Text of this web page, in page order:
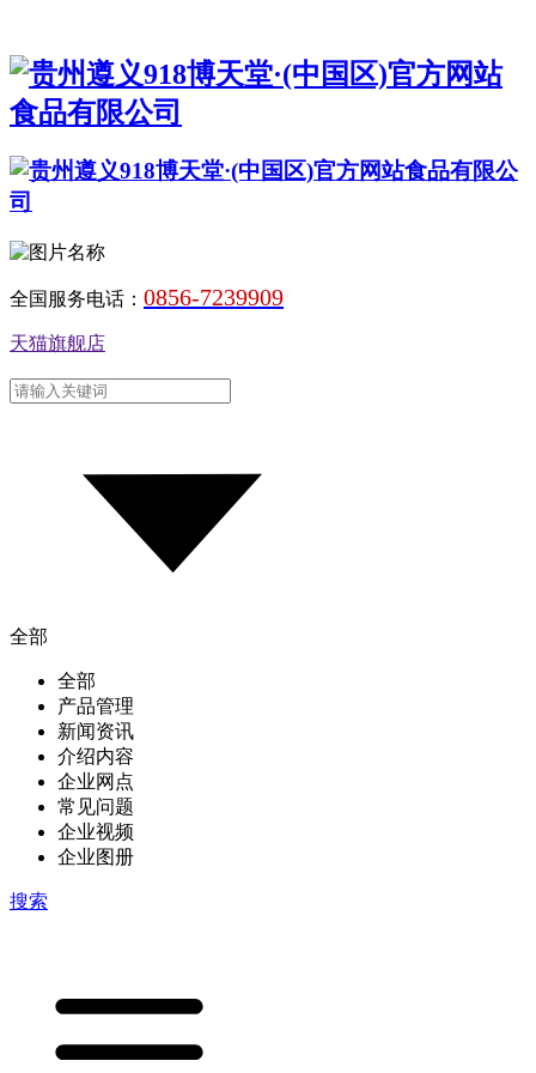
全国服务电话： 0856-7239909
天猫旗舰店
全部
全部
产品管理
新闻资讯
介绍内容
企业网点
常见问题
企业视频
企业图册
搜索